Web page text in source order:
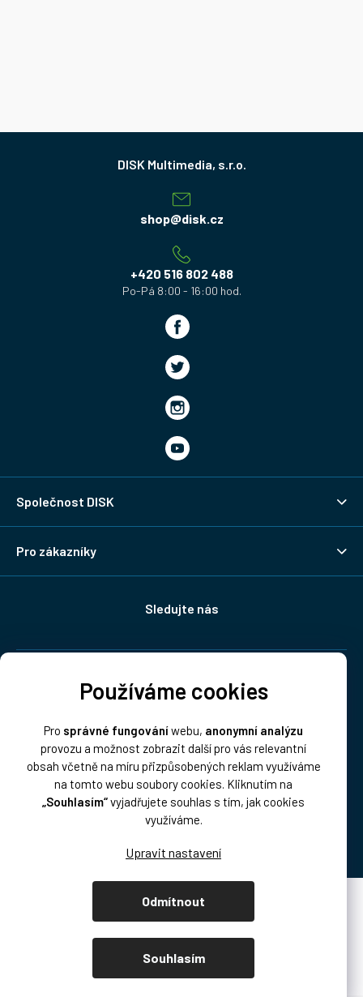
Používáme cookies
Pro správné fungováníwebu, anonymní analýzu
provozu a možnost zobrazit další pro vás relevantní
obsah včetně na míru přizpůsobených reklam využíváme
na tomto webu soubory cookies. Kliknutím na
„Souhlasím“vyjadřujete souhlas s tím, jak cookies
využíváme.
Odmítnout
Souhlasím
shop@disk.cz
+420 516 802 488
Společnost DISK
Pro zákazníky
Sledujte nás
Platba:
Vytvořil Shoptet Premium
Copyright 2026 . Všechna práva vyhrazena.
Upravit nastavení cookies